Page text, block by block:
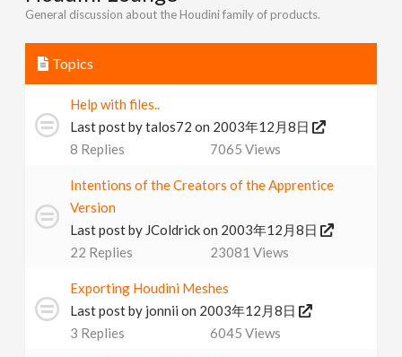
e
General discussion about the Houdini family of products.
Topics
Help with files..
Last post bytalos72 on 2003年12月8日
8 Replies 7065 Views
Intentions of the Creators of the Apprentice
Version
Last post by JColdrickon 2003年12月8日
22 Replies 23081 Views
Exporting Houdini Meshes
Last post by jonnii on 2003年12月8日
3 Replies 6045 Views